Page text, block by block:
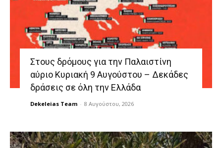
Στους δρόμους για την Παλαιστίνη
αύριο Κυριακή 9 Αυγούστου – Δεκάδες
δράσεις σε όλη την Ελλάδα
Dekeleias Team - 8 Αυγούστου, 2026